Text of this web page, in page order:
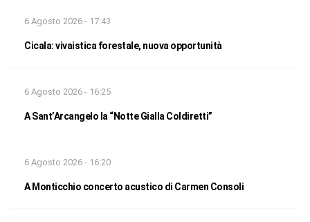
6 Agosto 2026 - 17:43
Cicala: vivaistica forestale, nuova opportunità
6 Agosto 2026 - 16:25
A Sant’Arcangelo la “Notte Gialla Coldiretti”
6 Agosto 2026 - 16:20
A Monticchio concerto acustico di Carmen Consoli